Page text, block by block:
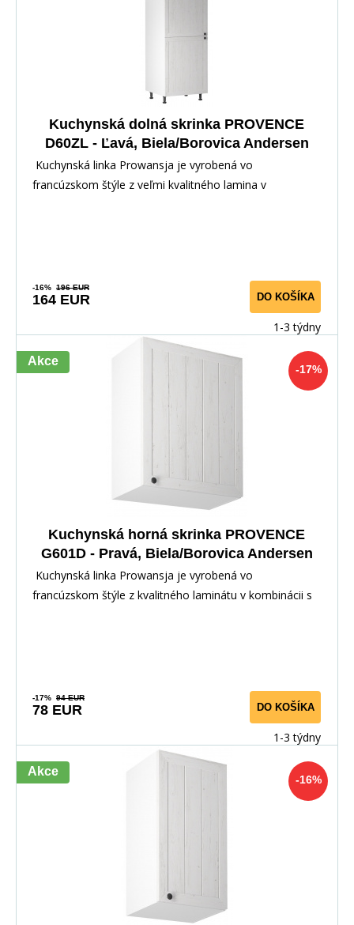
Kuchynská dolná skrinka PROVENCE
D60ZL - Ľavá, Biela/Borovica Andersen
Kuchynská linka Prowansja je vyrobená vo
francúzskom štýle z veľmi kvalitného lamina v
-16% 196 EUR
164 EUR DO KOŠÍKA
1-3 týdny
-17%
Akce
Kuchynská horná skrinka PROVENCE
G601D - Pravá, Biela/Borovica Andersen
Kuchynská linka Prowansja je vyrobená vo
francúzskom štýle z kvalitného laminátu v kombinácii s
-17% 94 EUR
78 EUR DO KOŠÍKA
1-3 týdny
-16%
Akce